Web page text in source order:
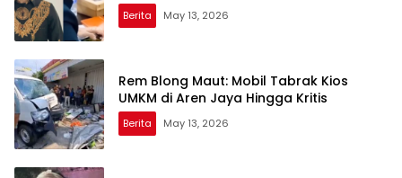
Berita May 13, 2026
Rem Blong Maut: Mobil Tabrak Kios
UMKM di Aren Jaya Hingga Kritis
Berita May 13, 2026